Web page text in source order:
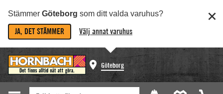
Stämmer Göteborg som ditt valda varuhus?
JA, DET STÄMMER Välj annat varuhus
Göteborg